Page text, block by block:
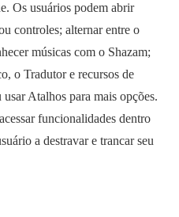
Os usuários podem abrir
controles; alternar entre o
músicas com o Shazam;
o Tradutor e recursos de
Atalhos para mais opções.
funcionalidades dentro
a destravar e trancar seu